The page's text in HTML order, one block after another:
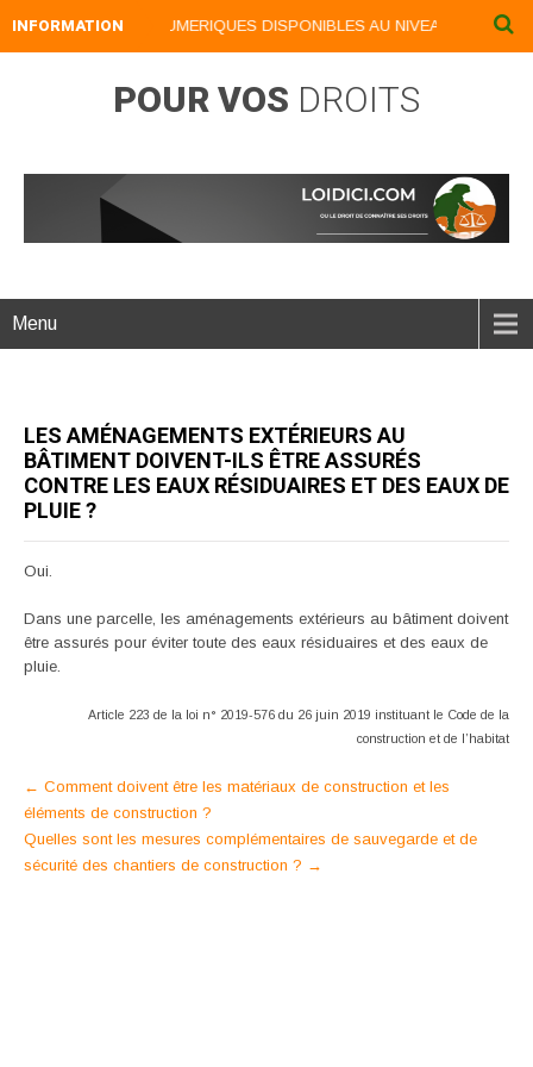
INFORMATION
NOS LIVRES NUMERIQUES DISPONIBLES AU NIVEAU DU
POUR VOS DROITS
Menu
LES AMÉNAGEMENTS EXTÉRIEURS AU
BÂTIMENT DOIVENT-ILS ÊTRE ASSURÉS
CONTRE LES EAUX RÉSIDUAIRES ET DES EAUX DE
PLUIE ?
Oui.
Dans une parcelle, les aménagements extérieurs au bâtiment doivent
être assurés pour éviter toute des eaux résiduaires et des eaux de
pluie.
Article 223 de la loi n° 2019-576 du 26 juin 2019 instituant le Code de la
construction et de l’habitat
Post
navigation
← Comment doivent être les matériaux de construction et les
éléments de construction ?
Quelles sont les mesures complémentaires de sauvegarde et de
sécurité des chantiers de construction ? →